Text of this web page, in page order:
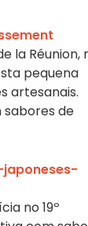
la Réunion,
pequena
artesanais.
de
japoneses-
no 19º